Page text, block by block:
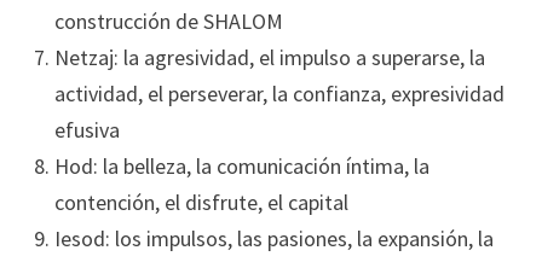
construcción de SHALOM
Netzaj: la agresividad, el impulso a superarse, la
actividad, el perseverar, la confianza, expresividad
efusiva
Hod: la belleza, la comunicación íntima, la
contención, el disfrute, el capital
Iesod: los impulsos, las pasiones, la expansión, la